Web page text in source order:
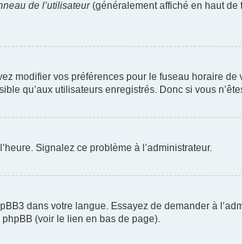
de l’utilisateur(généralement affiché en haut de
modifier vos préférences pour le fuseau horaire
qu’aux utilisateurs enregistrés. Donc si vous
Signalez ce problème à l’administrateur.
dans votre langue. Essayez de demander à
(voir le lien en bas de page).